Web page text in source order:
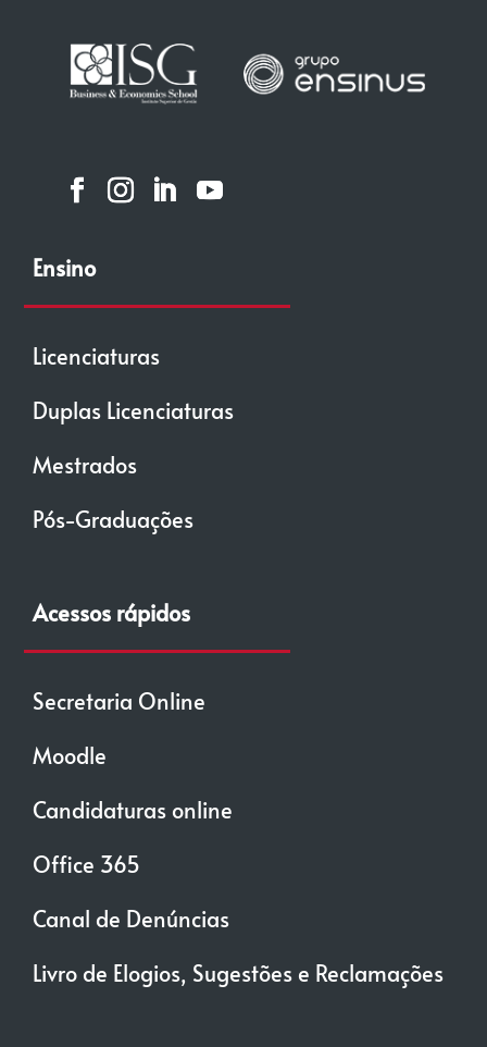
Ensino
Licenciaturas
Duplas Licenciaturas
Mestrados
Pós-Graduações
Acessos rápidos
Secretaria Online
Moodle
Candidaturas online
Office 365
Canal de Denúncias
Livro de Elogios, Sugestões e Reclamações